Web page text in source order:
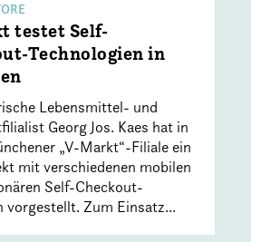
testet Self-
Technologien in
Lebensmittel- und
Georg Jos. Kaes hat in
„V-Markt“-Filiale ein
mit verschiedenen mobilen
Self-Checkout-
vorgestellt. Zum Einsatz...